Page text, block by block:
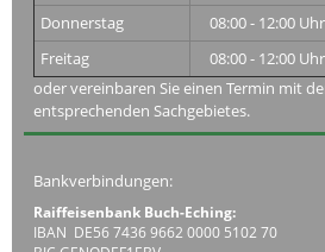
Donnerstag
08:00 - 12:00 Uhr
Freitag
08:00 - 12:00 Uhr
oder vereinbaren Sie einen Termin mit
entsprechenden Sachgebietes.
Bankverbindungen:
Raiffeisenbank Buch-Eching:
IBAN DE56 7436 9662 0000 5102 70